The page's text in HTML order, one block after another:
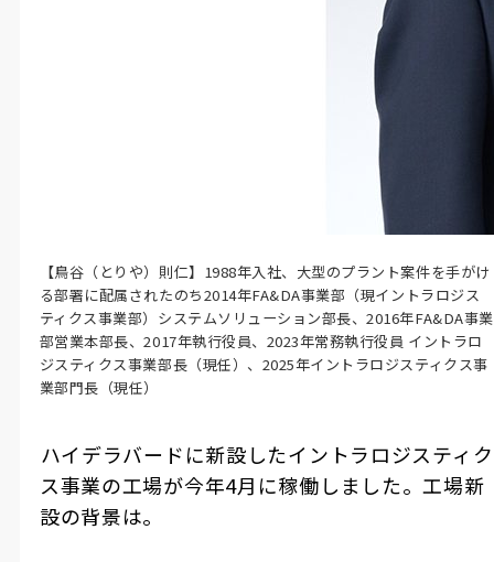
【鳥谷（とりや）則仁】1988年入社、大型のプラント案件を手がけ
る部署に配属されたのち2014年FA&DA事業部（現イントラロジス
ティクス事業部）システムソリューション部長、2016年FA&DA事業
部営業本部長、2017年執行役員、2023年常務執行役員 イントラロ
ジスティクス事業部長（現任）、2025年イントラロジスティクス事
業部門長（現任）
――ハイデラバードに新設したイントラロジスティク
ス事業の工場が今年4月に稼働しました。工場新
設の背景は。